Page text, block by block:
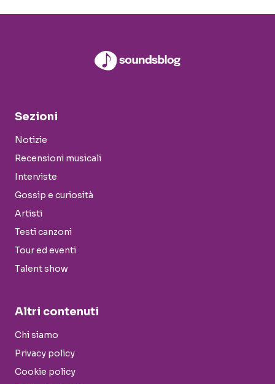
Sezioni
Notizie
Recensioni musicali
Interviste
Gossip e curiosità
Artisti
Testi canzoni
Tour ed eventi
Talent show
Altri contenuti
Chi siamo
Privacy policy
Cookie policy